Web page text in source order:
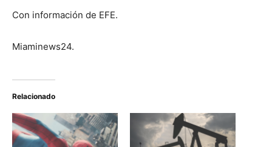
Con información de EFE.
Miaminews24.
Relacionado